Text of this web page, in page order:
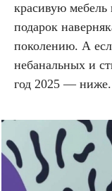
красивую
подарок
поколению. А
небанальных и
год 2025 — ниже.